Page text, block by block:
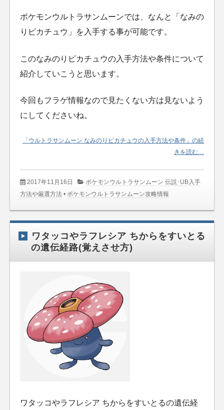
ポケモンウルトラサンムーンでは、なんと「なみの
りピカチュウ」を入手する事が可能です。
このなみのりピカチュウの入手方法や条件について
紹介していこうと思います。
今回もフラゲ情報なので見たくない方は見ないよう
にしてくださいね。
「ウルトラサンムーン なみのりピカチュウの入手方法や条件」の続
きを読む…
2017年11月16日
ポケモンウルトラサンムーン 伝説･UB入手
方法や厳選方法 • ポケモンウルトラサンムーン攻略情報
ワタッコやラフレシア ちからをすいとる
の遺伝経路(覚えさせ方)
ワタッコやラフレシア ちからをすいとるの遺伝経